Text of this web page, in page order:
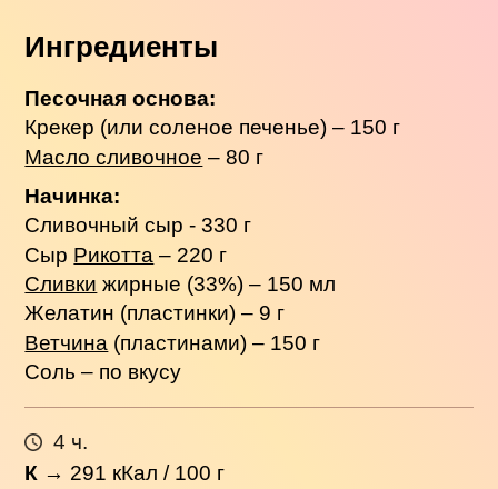
Ингредиенты
Песочная основа:
Крекер (или соленое печенье) – 150 г
Масло сливочное – 80 г
Начинка:
Сливочный сыр - 330 г
Сыр Рикотта – 220 г
Сливки жирные (33%) – 150 мл
Желатин (пластинки) – 9 г
Ветчина (пластинами) – 150 г
Соль – по вкусу
4 ч.
К → 291 кКал / 100 г